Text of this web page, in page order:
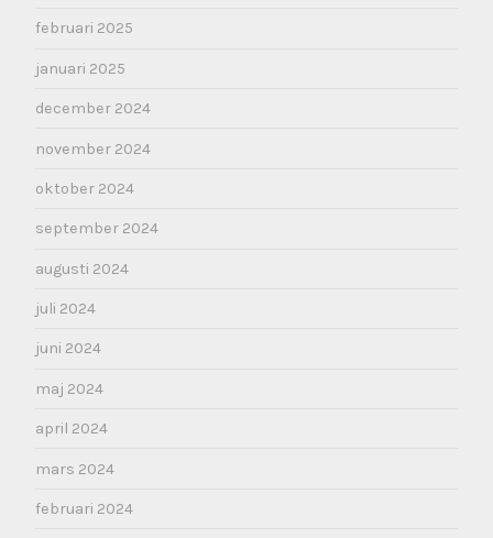
februari 2025
januari 2025
december 2024
november 2024
oktober 2024
september 2024
augusti 2024
juli 2024
juni 2024
maj 2024
april 2024
mars 2024
februari 2024